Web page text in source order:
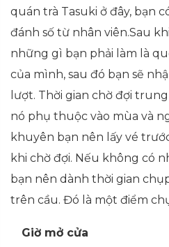
quán trà Tasuki ở đây, bạn
đánh số từ nhân viên.Sau
những gì bạn phải làm là
của mình, sau đó bạn sẽ
lượt. Thời gian chờ đợi
nó phụ thuộc vào mùa và
khuyên bạn nên lấy vé
khi chờ đợi. Nếu không có
bạn nên dành thời gian
trên cầu. Đó là một điểm
Giờ mở cửa